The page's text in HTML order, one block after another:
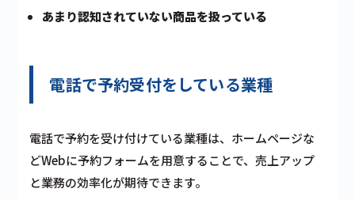
あまり認知されていない商品を扱っている
電話で予約受付をしている業種
電話で予約を受け付けている業種は、ホームページな
どWebに予約フォームを用意することで、売上アップ
と業務の効率化が期待できます。